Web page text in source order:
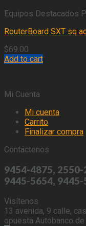
Equipos Destacados
RouterBoard SXT sq
$69.00
Add to cart
Mi Cuenta
Mi cuenta
Carrito
Finalizar compra
Contáctenos
9454-4875, 2550-
9445-5654, 9445-
Visítenos
13 avenida, 9 calle,
opuesta Autobanco de